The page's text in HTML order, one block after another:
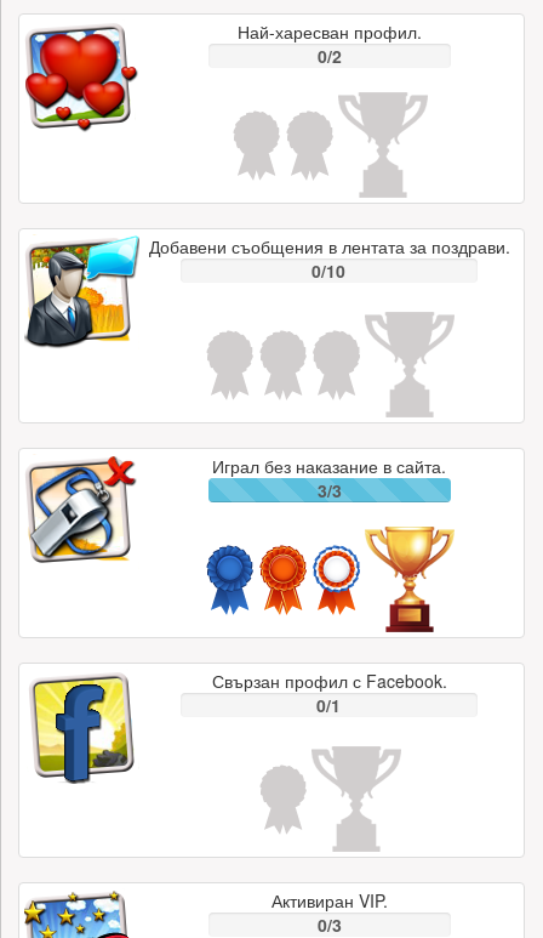
Най-харесван профил.
0/2
Добавени съобщения в лентата за поздрави.
0/10
Играл без наказание в сайта.
3/3
Свързан профил с Facebook.
0/1
Активиран VIP.
0/3